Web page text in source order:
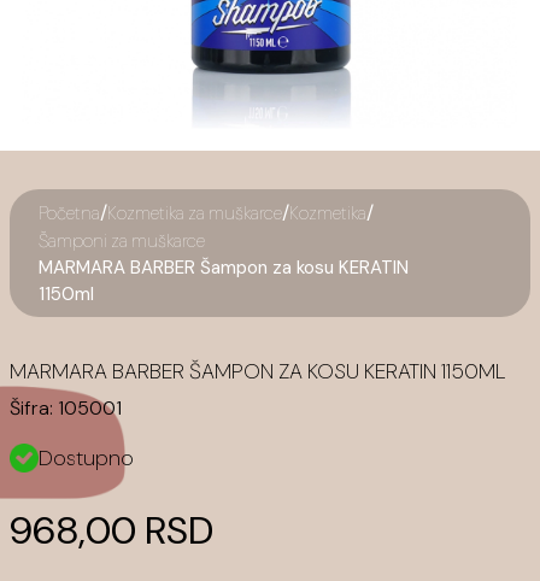
Početna/Kozmetika za muškarce/Kozmetika/
Šamponi za muškarce
MARMARA BARBER Šampon za kosu KERATIN
1150ml
MARMARA BARBER ŠAMPON ZA KOSU KERATIN 1150ML
Šifra: 105001
Dostupno
968,00 RSD